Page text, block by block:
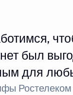
был
для